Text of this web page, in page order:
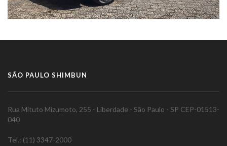
SÃO PAULO SHIMBUN
Rua Mituto Mizumoto, 255 - Liberdade - São Paulo - SP CEP-01513-
040
Tel.: (11) 3347-2000